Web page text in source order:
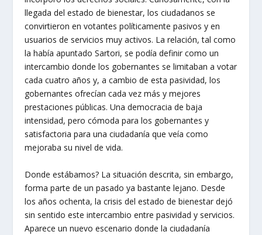
llegada del estado de bienestar, los ciudadanos se
convirtieron en votantes políticamente pasivos y en
usuarios de servicios muy activos. La relación, tal como
la había apuntado Sartori, se podía definir como un
intercambio donde los gobernantes se limitaban a votar
cada cuatro años y, a cambio de esta pasividad, los
gobernantes ofrecían cada vez más y mejores
prestaciones públicas. Una democracia de baja
intensidad, pero cómoda para los gobernantes y
satisfactoria para una ciudadanía que veía como
mejoraba su nivel de vida.
Donde estábamos? La situación descrita, sin embargo,
forma parte de un pasado ya bastante lejano. Desde
los años ochenta, la crisis del estado de bienestar dejó
sin sentido este intercambio entre pasividad y servicios.
Aparece un nuevo escenario donde la ciudadanía